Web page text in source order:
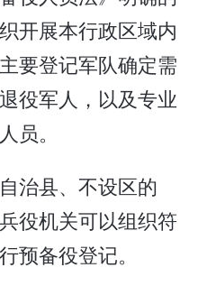
开展本行政区域内
要登记军队确定需
役军人，以及专业
员。
治县、不设区的
役机关可以组织符
预备役登记。